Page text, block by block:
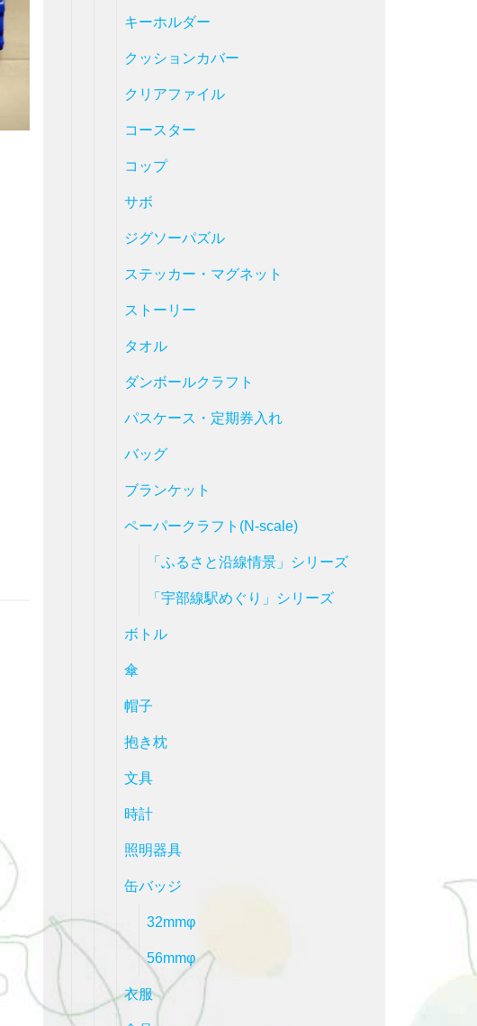
キーホルダー
クッションカバー
クリアファイル
コースター
コップ
サボ
ジグソーパズル
ステッカー・マグネット
ストーリー
タオル
ダンボールクラフト
パスケース・定期券入れ
バッグ
ブランケット
ペーパークラフト(N-scale)
「ふるさと沿線情景」シリーズ
「宇部線駅めぐり」シリーズ
ボトル
傘
帽子
抱き枕
文具
時計
照明器具
缶バッジ
32mmφ
56mmφ
衣服